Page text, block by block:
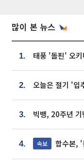
많이 본 뉴스
1.
2. 오늘은 절기 '입
3.
4. 속보 합수본, '통계